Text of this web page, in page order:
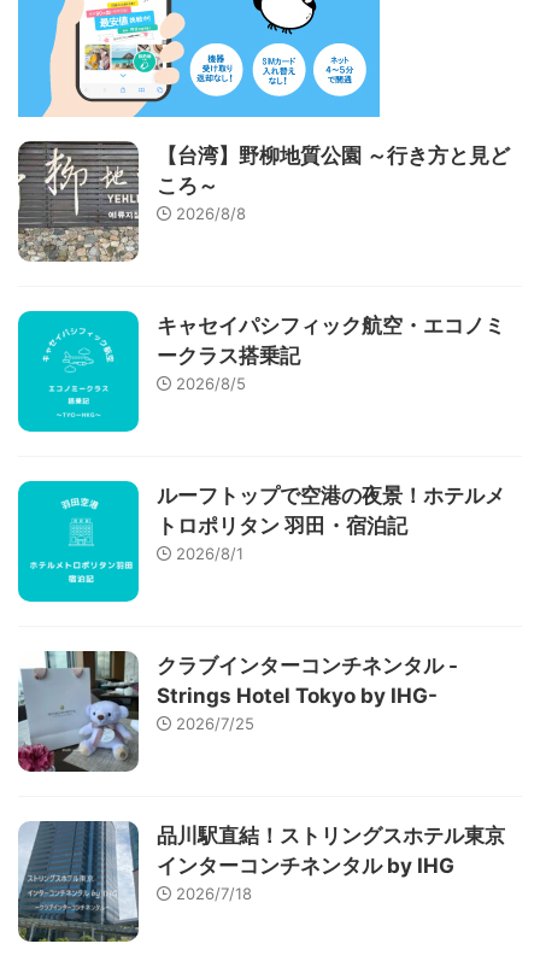
【台湾】野柳地質公園 ～行き方と見ど
ころ～
2026/8/8
キャセイパシフィック航空・エコノミ
ークラス搭乗記
2026/8/5
ルーフトップで空港の夜景！ホテルメ
トロポリタン 羽田・宿泊記
2026/8/1
クラブインターコンチネンタル -
Strings Hotel Tokyo by IHG-
2026/7/25
品川駅直結！ストリングスホテル東京
インターコンチネンタル by IHG
2026/7/18